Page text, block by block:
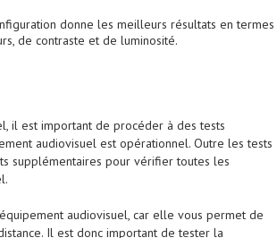
donne les meilleurs résultats en termes
de contraste et de luminosité.
il est important de procéder à des tests
audiovisuel est opérationnel. Outre les tests
supplémentaires pour vérifier toutes les
audiovisuel, car elle vous permet de
Il est donc important de tester la